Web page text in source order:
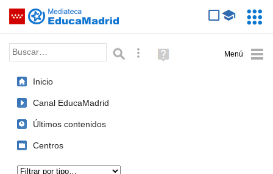
Saltar navegación
Palabra o frase: Búsqueda avanzada
Ayuda
(en
Inicio
Canal EducaMadrid
Últimos contenidos
Centros